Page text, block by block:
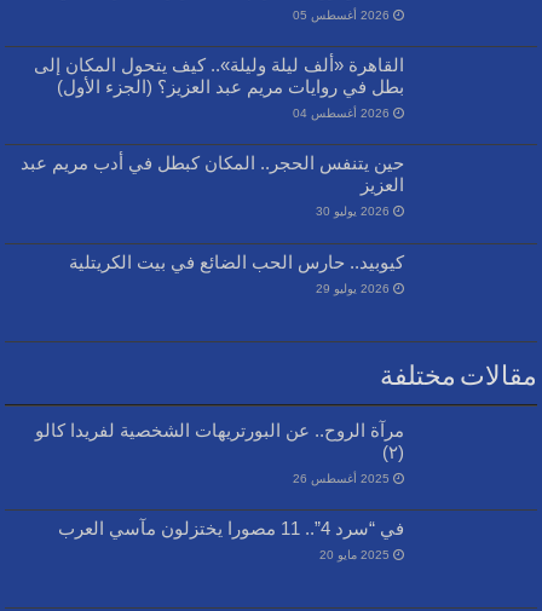
2026 أغسطس 05
القاهرة «ألف ليلة وليلة».. كيف يتحول المكان إلى
بطل في روايات مريم عبد العزيز؟ (الجزء الأول)
2026 أغسطس 04
حين يتنفس الحجر.. المكان كبطل في أدب مريم عبد
العزيز
2026 يوليو 30
كيوبيد.. حارس الحب الضائع في بيت الكريتلية
2026 يوليو 29
مقالات مختلفة
مرآة الروح.. عن البورتريهات الشخصية لفريدا كالو
(٢)
2025 أغسطس 26
في “سرد 4”.. 11 مصورا يختزلون مآسي العرب
2025 مايو 20